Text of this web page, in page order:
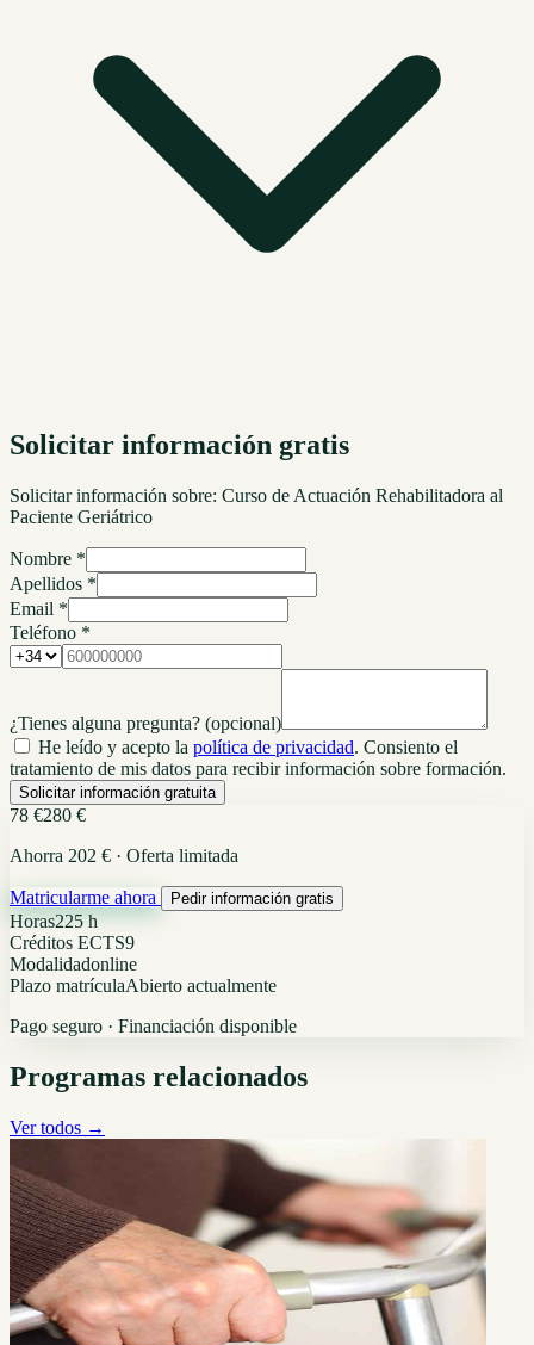
Solicitar información gratis
Solicitar información sobre: Curso de Actuación Rehabilitadora al
Paciente Geriátrico
Nombre *
Apellidos *
Email *
Teléfono *
¿Tienes alguna pregunta? (opcional)
He leído y acepto la política de privacidad. Consiento el
tratamiento de mis datos para recibir información sobre formación.
Solicitar información gratuita
78 €280 €
Ahorra 202 € · Oferta limitada
Matricularme ahora Pedir información gratis
Horas225 h
Créditos ECTS9
Modalidadonline
Plazo matrículaAbierto actualmente
Pago seguro · Financiación disponible
Programas relacionados
Ver todos →